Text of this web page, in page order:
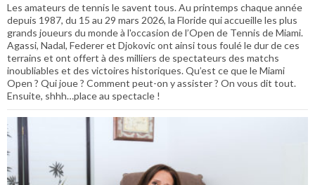
Les amateurs de tennis le savent tous. Au printemps chaque année
depuis 1987, du 15 au 29 mars 2026, la Floride qui accueille les plus
grands joueurs du monde à l'occasion de l’Open de Tennis de Miami.
Agassi, Nadal, Federer et Djokovic ont ainsi tous foulé le dur de ces
terrains et ont offert à des milliers de spectateurs des matchs
inoubliables et des victoires historiques. Qu’est ce que le Miami
Open ? Qui joue ? Comment peut-on y assister ? On vous dit tout.
Ensuite, shhh…place au spectacle !